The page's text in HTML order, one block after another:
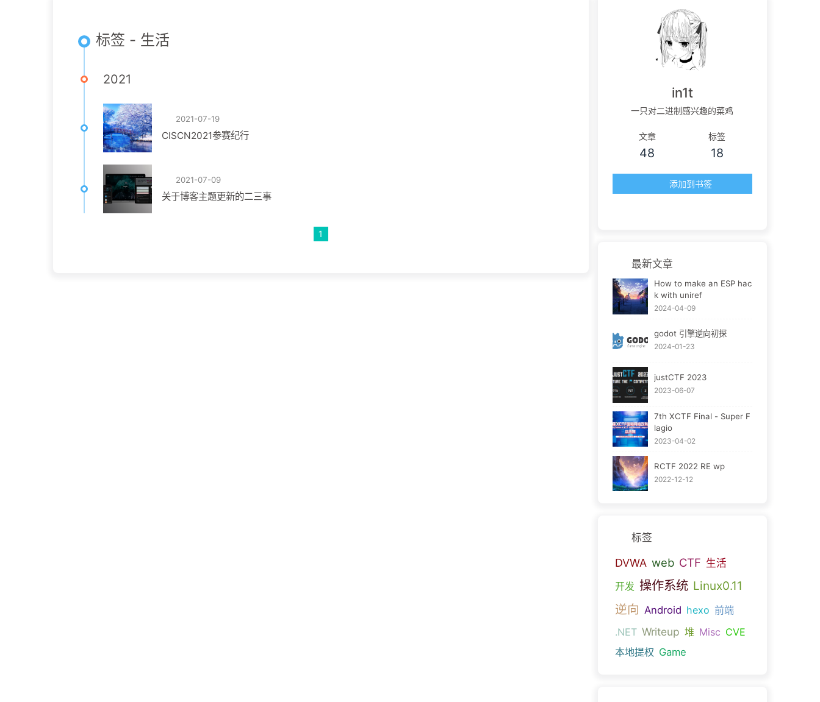
标签 - 生活
2021
2021-07-19
CISCN2021参赛纪行
2021-07-09
关于博客主题更新的二三事
1
in1t
一只对二进制感兴趣的菜鸡
文章
48
标签
18
添加到书签
最新文章
How to make an ESP hac
k with uniref
2024-04-09
godot 引擎逆向初探
2024-01-23
justCTF 2023
2023-06-07
7th XCTF Final - Super F
lagio
2023-04-02
RCTF 2022 RE wp
2022-12-12
标签
DVWA web CTF 生活
开发 操作系统 Linux0.11
逆向 Android hexo 前端
.NET Writeup 堆 Misc CVE
本地提权 Game